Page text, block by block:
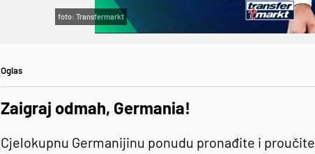
foto: Transfermarkt
Oglas
Zaigraj odmah, Germania!
Cjelokupnu Germanijinu ponudu pronađite i proučite